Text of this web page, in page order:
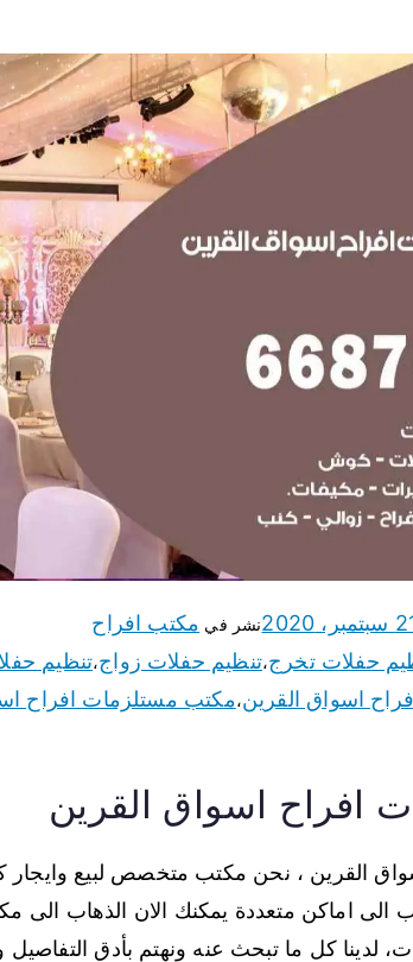
2020 نشر في مكتب افراح
حفلات تخرج،تنظيم حفلات زواج،تنظيم
اسواق القرين،مكتب مستلزمات افراح
افراح اسواق القرين
القرين ، نحن مكتب متخصص لبيع وايجار
الى اماكن متعددة يمكنك الان الذهاب الى
لدينا كل ما تبحث عنه ونهتم بأدق